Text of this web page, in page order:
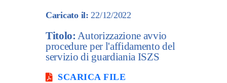
Caricato il: 22/12/2022
Titolo: Autorizzazione avvio
procedure per l'affidamento del
servizio di guardiania ISZS
SCARICA FILE